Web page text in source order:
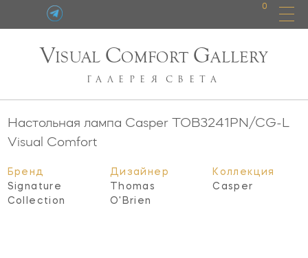
0
VISUAL COMFORT GALLERY
ГАЛЕРЕЯ СВЕТА
Настольная лампа Casper TOB3241PN/CG-L
Visual Comfort
Бренд
Signature
Collection
Дизайнер
Thomas
O'Brien
Коллекция
Casper